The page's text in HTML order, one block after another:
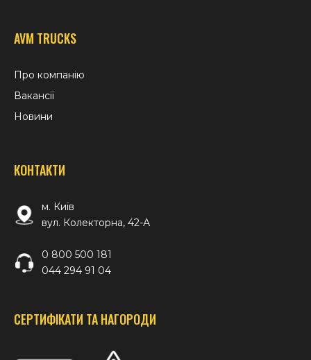
AVM TRUCKS
Про компанію
Вакансії
Новини
КОНТАКТИ
м. Київ
вул. Колекторна, 42-А
0 800 500 181
044 294 91 04
СЕРТИФІКАТИ ТА НАГОРОДИ